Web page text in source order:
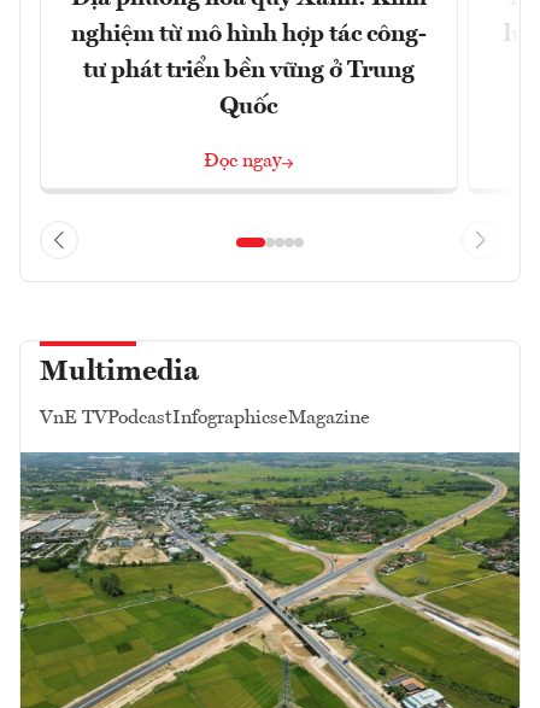
nghiệm từ mô hình hợp tác công-
tư phát triển bền vững ở Trung
Quốc
Đọc ngay
Multimedia
VnE TVPodcastInfographicseMagazine